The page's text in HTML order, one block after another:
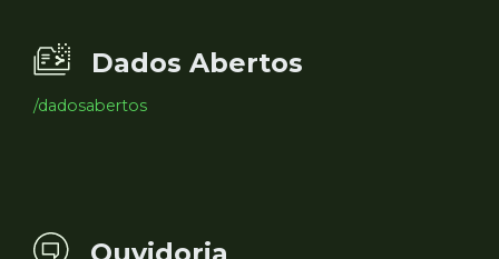
Dados Abertos
/dadosabertos